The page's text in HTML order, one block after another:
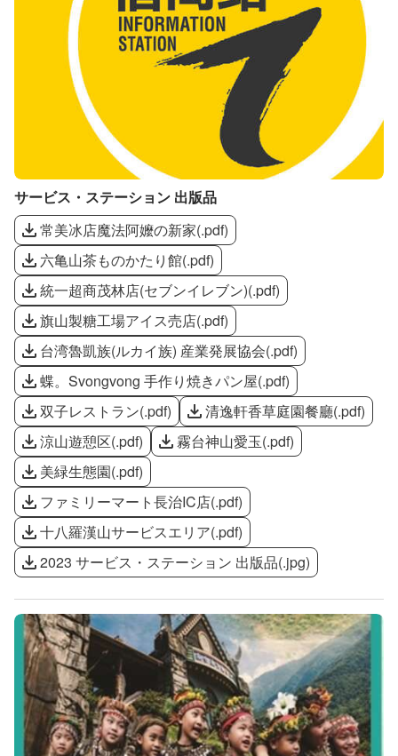
サービス・ステーション 出版品
常美冰店魔法阿嬤の新家(.pdf)
六亀山茶ものかたり館(.pdf)
統一超商茂林店(セブンイレブン)(.pdf)
旗山製糖工場アイス売店(.pdf)
台湾魯凱族(ルカイ族) 産業発展協会(.pdf)
蝶。Svongvong 手作り焼きパン屋(.pdf)
双子レストラン(.pdf) 清逸軒香草庭園餐廳(.pdf)
涼山遊憩区(.pdf) 霧台神山愛玉(.pdf)
美緑生態園(.pdf)
ファミリーマート長治IC店(.pdf)
十八羅漢山サービスエリア(.pdf)
2023 サービス・ステーション 出版品(.jpg)